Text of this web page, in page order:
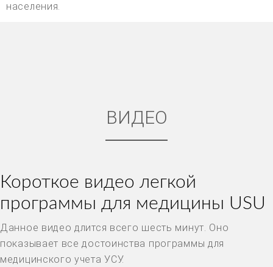
населения.
ВИДЕО
Короткое видео легкой
программы для медицины USU
Данное видео длится всего шесть минут. Оно
показывает все достоинства программы для
медицинского учета УСУ.